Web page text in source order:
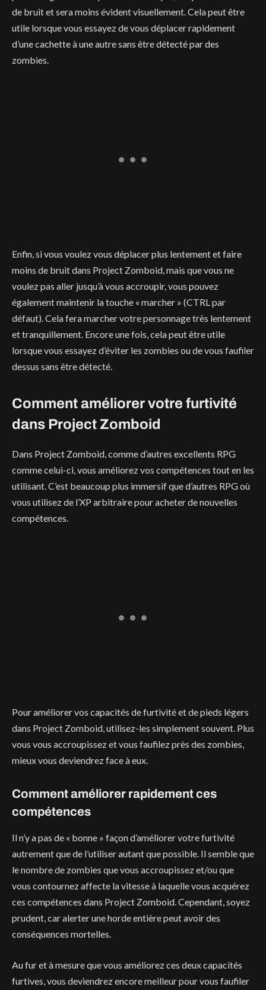
de bruit et sera moins évident visuellement. Cela peut être
utile lorsque vous essayez de vous déplacer rapidement
d’une cachette à une autre sans être détecté par des
zombies.
Enfin, si vous voulez vous déplacer plus lentement et faire
moins de bruit dans Project Zomboid, mais que vous ne
voulez pas aller jusqu’à vous accroupir, vous pouvez
également maintenir la touche « marcher » (CTRL par
défaut). Cela fera marcher votre personnage très lentement
et tranquillement. Encore une fois, cela peut être utile
lorsque vous essayez d’éviter les zombies ou de vous faufiler
dessus sans être détecté.
Comment améliorer votre furtivité
dans Project Zomboid
Dans Project Zomboid, comme d’autres excellents RPG
comme celui-ci, vous améliorez vos compétences tout en les
utilisant. C’est beaucoup plus immersif que d’autres RPG où
vous utilisez de l’XP arbitraire pour acheter de nouvelles
compétences.
Pour améliorer vos capacités de furtivité et de pieds légers
dans Project Zomboid, utilisez-les simplement souvent. Plus
vous vous accroupissez et vous faufilez près des zombies,
mieux vous deviendrez face à eux.
Comment améliorer rapidement ces
compétences
Il n’y a pas de « bonne » façon d’améliorer votre furtivité
autrement que de l’utiliser autant que possible. Il semble que
le nombre de zombies que vous accroupissez et/ou que
vous contournez affecte la vitesse à laquelle vous acquérez
ces compétences dans Project Zomboid. Cependant, soyez
prudent, car alerter une horde entière peut avoir des
conséquences mortelles.
Au fur et à mesure que vous améliorez ces deux capacités
furtives, vous deviendrez encore meilleur pour vous faufiler